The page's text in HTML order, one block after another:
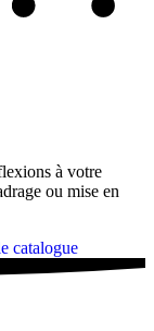
à votre
ou mise en
catalogue